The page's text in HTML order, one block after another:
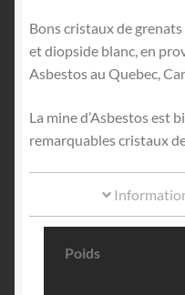
Bons cristaux de
et diopside blanc, en
Asbestos au Quebec,
La mine d’Asbestos est
remarquables cristaux
Poids